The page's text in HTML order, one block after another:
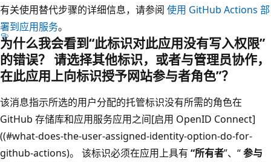
有关使用替代步骤的详细信息，请参阅 使用 GitHub Actions 部
署到应用服务。
为什么我会看到“此标识对此应用没有写入权限”
的错误？ 请选择其他标识，或者与管理员协作，
在此应用上向标识授予网站参与者角色”？
该消息指示所选的用户分配的托管标识没有所需的角色在
GitHub 存储库和应用服务应用之间[启用 OpenID Connect]
((#what-does-the-user-assigned-identity-option-do-for-
github-actions)。 该标识必须在应用上具有 “所有者”、“参与